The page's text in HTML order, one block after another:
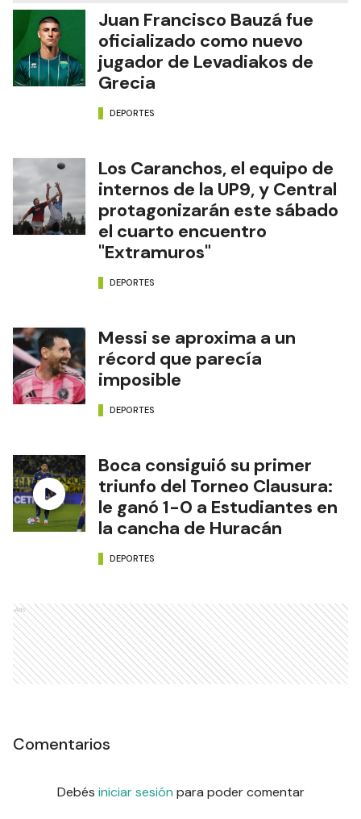
Juan Francisco Bauzá fue
oficializado como nuevo
jugador de Levadiakos de
Grecia
DEPORTES
Los Caranchos, el equipo de
internos de la UP9, y Central
protagonizarán este sábado
el cuarto encuentro
"Extramuros"
DEPORTES
Messi se aproxima a un
récord que parecía
imposible
DEPORTES
Boca consiguió su primer
triunfo del Torneo Clausura:
le ganó 1-0 a Estudiantes en
la cancha de Huracán
DEPORTES
Ads
Comentarios
Debés iniciar sesión para poder comentar